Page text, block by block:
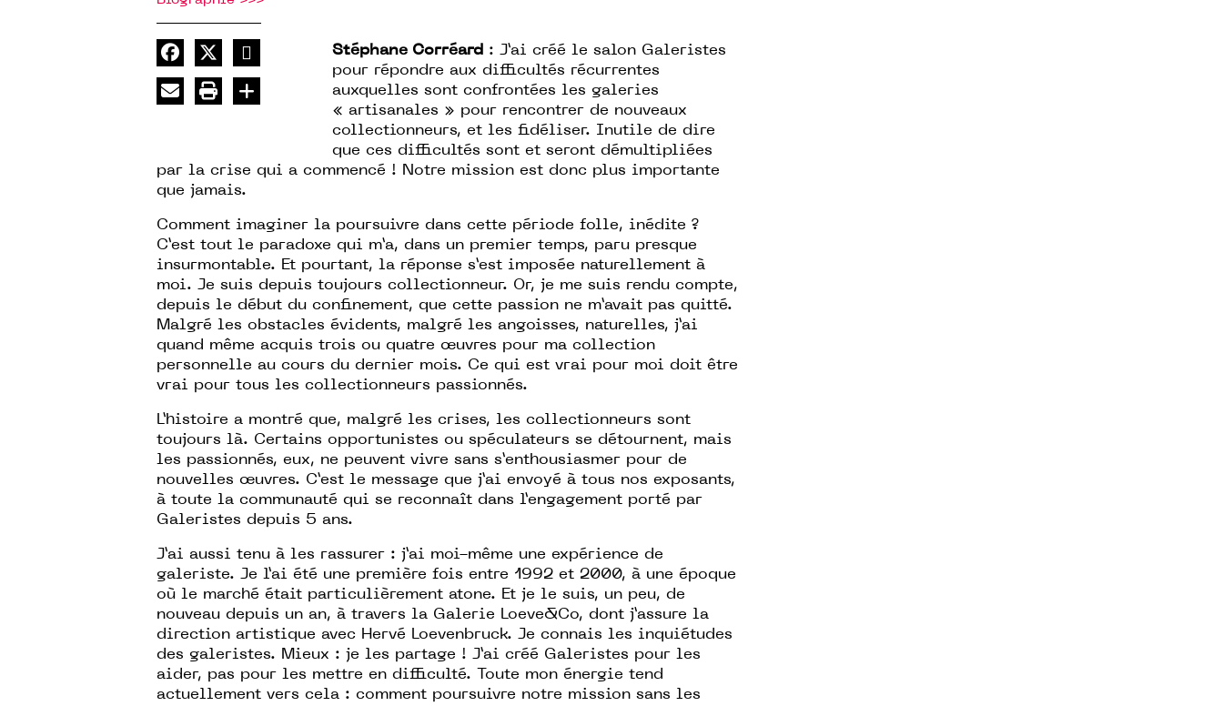
Stéphane Corréard : J’ai créé le salon Galeristes
pour répondre aux difficultés récurrentes
auxquelles sont confrontées les galeries
« artisanales » pour rencontrer de nouveaux
collectionneurs, et les fidéliser. Inutile de dire
que ces difficultés sont et seront démultipliées
par la crise qui a commencé ! Notre mission est donc plus importante
que jamais.
Comment imaginer la poursuivre dans cette période folle, inédite ?
C’est tout le paradoxe qui m’a, dans un premier temps, paru presque
insurmontable. Et pourtant, la réponse s’est imposée naturellement à
moi. Je suis depuis toujours collectionneur. Or, je me suis rendu compte,
depuis le début du confinement, que cette passion ne m’avait pas quitté.
Malgré les obstacles évidents, malgré les angoisses, naturelles, j’ai
quand même acquis trois ou quatre œuvres pour ma collection
personnelle au cours du dernier mois. Ce qui est vrai pour moi doit être
vrai pour tous les collectionneurs passionnés.
L’histoire a montré que, malgré les crises, les collectionneurs sont
toujours là. Certains opportunistes ou spéculateurs se détournent, mais
les passionnés, eux, ne peuvent vivre sans s’enthousiasmer pour de
nouvelles œuvres. C’est le message que j’ai envoyé à tous nos exposants,
à toute la communauté qui se reconnaît dans l’engagement porté par
Galeristes depuis 5 ans.
J’ai aussi tenu à les rassurer : j’ai moi-même une expérience de
galeriste. Je l’ai été une première fois entre 1992 et 2000, à une époque
où le marché était particulièrement atone. Et je le suis, un peu, de
nouveau depuis un an, à travers la Galerie Loeve&Co, dont j’assure la
direction artistique avec Hervé Loevenbruck. Je connais les inquiétudes
des galeristes. Mieux : je les partage ! J’ai créé Galeristes pour les
aider, pas pour les mettre en difficulté. Toute mon énergie tend
actuellement vers cela : comment poursuivre notre mission sans les